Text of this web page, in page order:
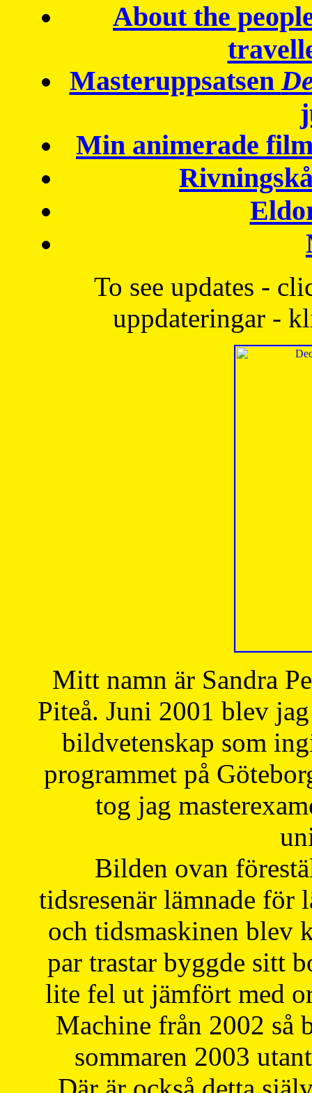
About the
Masteruppsatsen
Min animerade
To see updates -
uppdateringar -
Mitt namn är Sandra
Piteå. Juni 2001 blev
bildvetenskap som
programmet på
tog jag
Bilden ovan
tidsresenär lämnade för
och tidsmaskinen blev
par trastar byggde sitt
lite fel ut jämfört med
Machine från 2002 så
sommaren 2003